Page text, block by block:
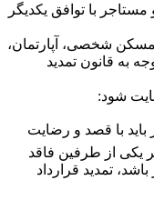
با توافق یکدیگر
مسکن شخصی، آپارتمان،
به قانون تمدید
شود:
با قصد و رضایت
یکی از طرفین فاقد
تمدید قرارداد